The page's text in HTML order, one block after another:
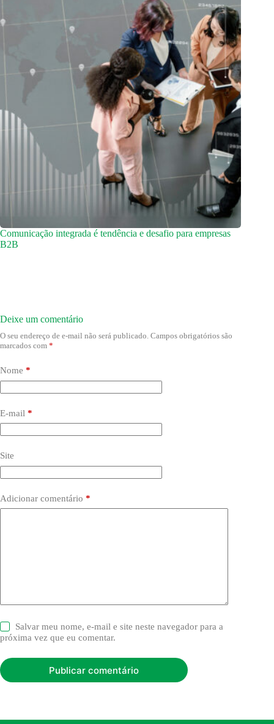
Comunicação integrada é tendência e desafio para empresas
B2B
Deixe um comentário
O seu endereço de e-mail não será publicado. Campos obrigatórios são
marcados com *
Nome *
E-mail *
Site
Adicionar comentário *
Salvar meu nome, e-mail e site neste navegador para a
próxima vez que eu comentar.
Publicar comentário